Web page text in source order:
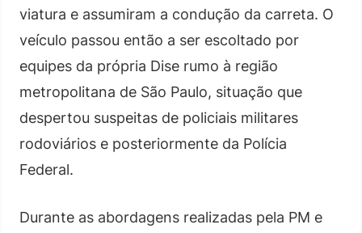
viatura e assumiram a condução da carreta. O
veículo passou então a ser escoltado por
equipes da própria Dise rumo à região
metropolitana de São Paulo, situação que
despertou suspeitas de policiais militares
rodoviários e posteriormente da Polícia
Federal.
Durante as abordagens realizadas pela PM e